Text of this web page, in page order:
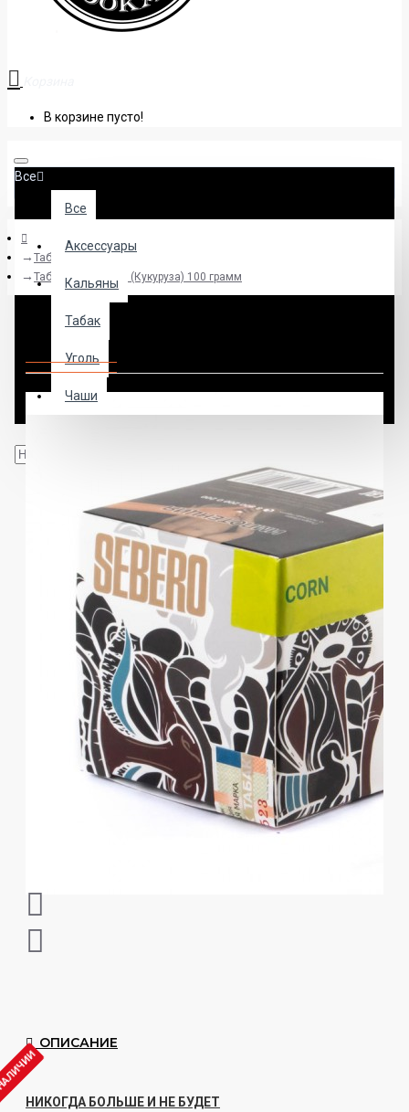
В корзине пусто!
Все
Все
Аксессуары
Кальяны
Табак
Уголь
Чаши
Табак
Табак Sebero Corn (Кукуруза) 100 грамм
Табак Sebero Corn 100 грамм
ОПИСАНИЕ
НИКОГДА БОЛЬШЕ И НЕ БУДЕТ